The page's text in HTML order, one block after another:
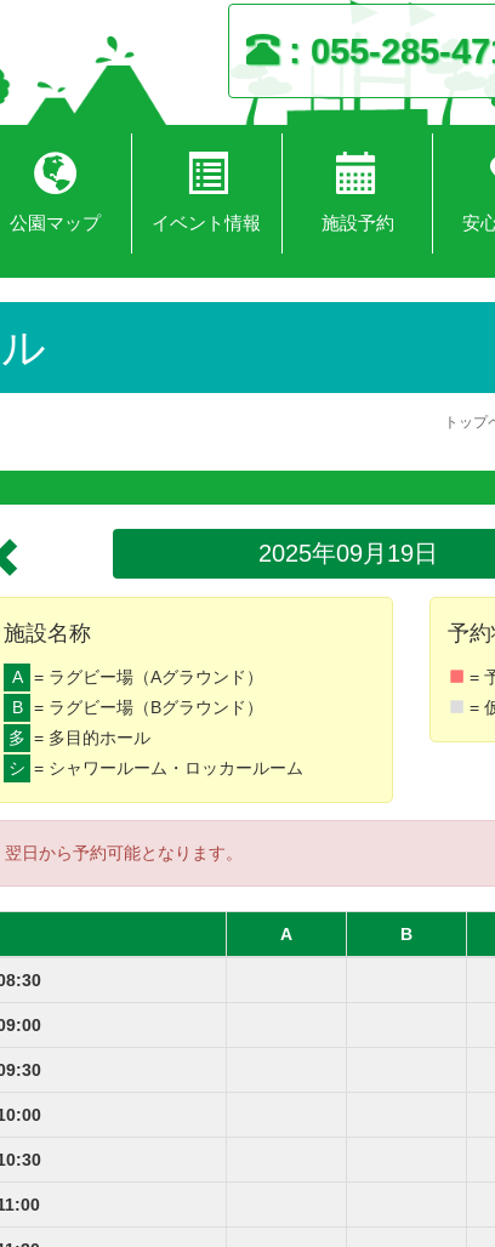
公園マップ イベント情報 施設予約 安
055-285-
トップ
2025年09月19日
施設名称
A = ラグビー場（Aグラウンド）
B = ラグビー場（Bグラウンド）
多 = 多目的ホール
シ = シャワールーム・ロッカールーム
予
=
=
翌日から予約可能となります。
A B